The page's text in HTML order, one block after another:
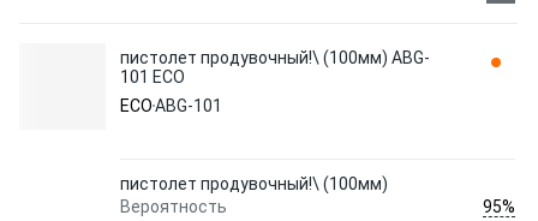
пистолет продувочный!\ (100мм) ABG-
101 ECO
ECOABG-101
пистолет продувочный!\ (100мм)
Вероятность
95%